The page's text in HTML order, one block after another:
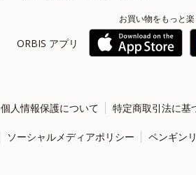
ORBIS アプリ
お買い物をもっと
個人情報保護について 特定商取引法に基
ソーシャルメディアポリシー ペンギン